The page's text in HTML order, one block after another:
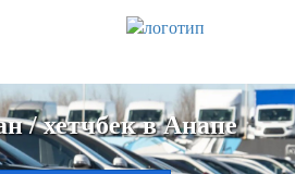
/ хетчбек в Анапе